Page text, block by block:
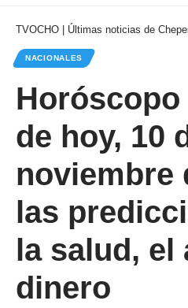
TVOCHO | Últimas noticias de
NACIONALES
de hoy, 10
noviembre
las
la salud, el
dinero